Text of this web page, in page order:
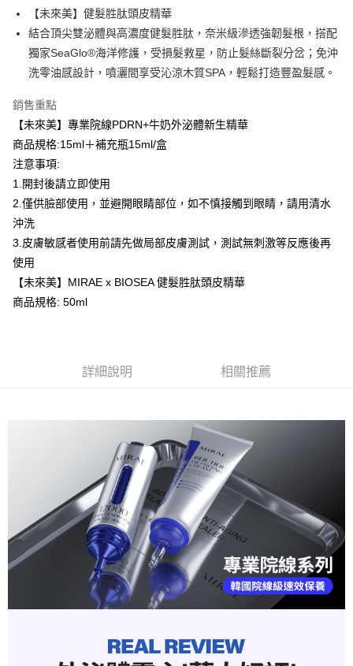
ATM／網路銀行／等多元方式進行付款，方視為交易完成。
購買商品的店家。未經商家同意取消之訂單仍視為有效，需透過AFTEE先享
後付繳納相關費用。
※ 交易是否成功請以「AFTEE先享後付 」之結帳頁面顯示為準，若有關於
是否繳費成功／繳費後需取消欲退款等相關疑問，請聯繫「AFTEE先享後付
【注意事項】
１．透過由恩沛科技股份有限公司提供之「AFTEE先享後付」服務完成之交
易，需依本服務之必要範圍內提供個人資料，並將交易相關給付款項請求債
權轉讓予恩沛科技股份有限公司。
２．關於個人資料處理事宜，請瀏覽以下網址：
３．未成年的使用者請事先徵得法定代理人或監護人之同意方可使用
「AFTEE先享後付」，若未經同意申辦者引起之損失，本公司不負相關責
任。
４．使用「AFTEE先享後付」時，將依據個別帳號之用戶狀況，依本公司即
時審查核予不同之上限額度；若仍有額度不足之情形，本公司將視審查結果
請求用戶進行身份認證。
５．嚴禁一人註冊多個帳號或使用他人資訊註冊。若發現惡意使用之情形，
恩沛科技股份有限公司將有權停止該用戶之使用額度並採取法律行動。
萊爾富取貨付款
每筆NT$100，滿NT$600(含以上)免運費
付款後萊爾富取貨
7-11取貨付款
每筆NT$100，滿NT$600(含以上)免運費
付款後7-11取貨
每筆NT$100，滿NT$600(含以上)免運費
宅配
每筆NT$100，滿NT$600(含以上)免運費
宅配(離島)
每筆NT$150，滿NT$1,500(含以上)免運費
海外配送(港澳)
【未來美】健髮胜肽頭皮精華
結合頂尖雙泌體與高濃度健髮胜肽，奈米級滲透強韌髮根，搭配
獨家SeaGlo®海洋修護，受損髮救星，防止髮絲斷裂分岔；免沖
洗零油感設計，噴灑間享受沁涼木質SPA，輕鬆打造豐盈髮感。
銷售重點
【未來美】專業院線PDRN+牛奶外泌體新生精華
商品規格:15ml＋補充瓶15ml/盒
注意事項:
1.開封後請立即使用
2.僅供臉部使用，並避開眼睛部位，如不慎接觸到眼睛，請用清水
沖洗
3.皮膚敏感者使用前請先做局部皮膚測試，測試無刺激等反應後再
使用
【未來美】MIRAE x BIOSEA 健髮胜肽頭皮精華
商品規格: 50ml
詳細說明 相關推薦